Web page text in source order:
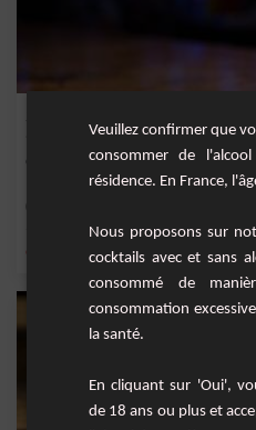
Cocktail à base de liqueur de litchi et jus
jus d'orange, litchi,liqueur de
Veuillez confirmer que
consommer de
résidence. En France,
Nous proposons sur
cocktails avec et sans
consommé de
consommation
la santé.
En cliquant sur 'Oui',
de 18 ans ou plus et